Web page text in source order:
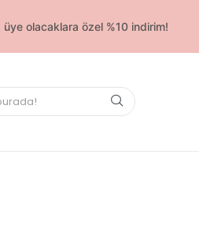
üye olacaklara özel %10 indirim!